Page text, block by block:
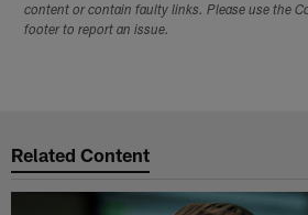
content or contain faulty links. Please use the
footer to report an issue.
Related Content